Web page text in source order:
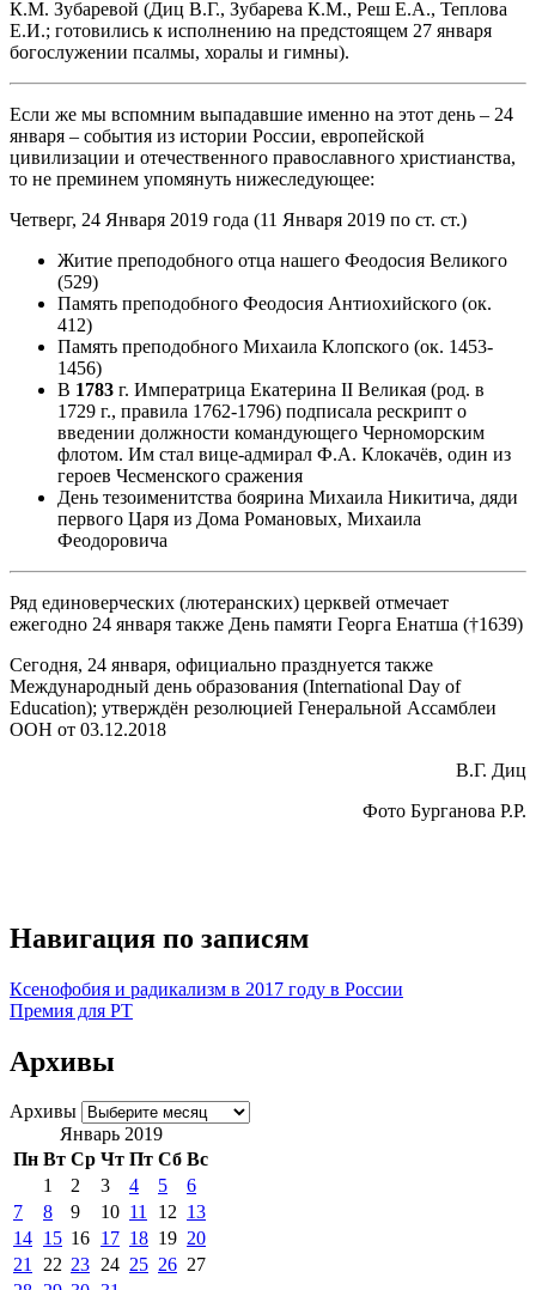
К.М. Зубаревой (Диц В.Г., Зубарева К.М., Реш Е.А., Теплова
Е.И.; готовились к исполнению на предстоящем 27 января
богослужении псалмы, хоралы и гимны).
Если же мы вспомним выпадавшие именно на этот день – 24
января – события из истории России, европейской
цивилизации и отечественного православного христианства,
то не преминем упомянуть нижеследующее:
Четверг, 24 Января 2019 года (11 Января 2019 по ст. ст.)
Житие преподобного отца нашего Феодосия Великого
(529)
Память преподобного Феодосия Антиохийского (ок.
412)
Память преподобного Михаила Клопского (ок. 1453-
1456)
В 1783 г. Императрица Екатерина II Великая (род. в
1729 г., правила 1762-1796) подписала рескрипт о
введении должности командующего Черноморским
флотом. Им стал вице-адмирал Ф.А. Клокачёв, один из
героев Чесменского сражения
День тезоименитства боярина Михаила Никитича, дяди
первого Царя из Дома Романовых, Михаила
Феодоровича
Ряд единоверческих (лютеранских) церквей отмечает
ежегодно 24 января также День памяти Георга Енатша (†1639)
Сегодня, 24 января, официально празднуется также
Международный день образования (International Day of
Education); утверждён резолюцией Генеральной Ассамблеи
ООН от 03.12.2018
В.Г. Диц
Фото Бурганова Р.Р.
Навигация по записям
Ксенофобия и радикализм в 2017 году в России
Премия для РТ
Архивы
Архивы
Январь 2019
Пн Вт Ср Чт Пт Сб Вс
1
2 3 4 5
6
7
8 9 10 11 12 13
14 15 16 17 18 19 20
21 22 23 24 25 26 27